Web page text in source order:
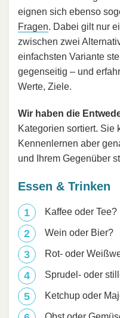
eignen sich ebenso
Fragen. Dabei gilt nur
zwischen zwei
einfachsten Variante
gegenseitig – und
Werte, Ziele.
Wir haben die
Kategorien sortiert. Sie
Kennenlernen aber
und Ihrem Gegenüber
Essen & Trinken
Kaffee oder Tee?
Wein oder Bier?
Rot- oder
Sprudel- oder
Ketchup oder